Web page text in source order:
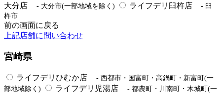
大分店
- 大分市(一部地域を除く) ライフデリ臼杵店
- 臼
杵市
前の画面に戻る
上記店舗に問い合わせ
宮崎県
ライフデリひむか店
- 西都市・国富町・高鍋町・新富町(一
部地域除く)
ライフデリ児湯店
- 都農町・川南町・木城町(一